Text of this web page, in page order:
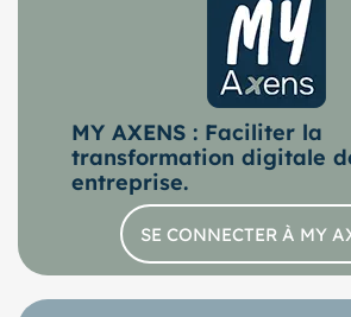
MY AXENS : Faciliter la
transformation digitale
entreprise.
SE CONNECTER À MY